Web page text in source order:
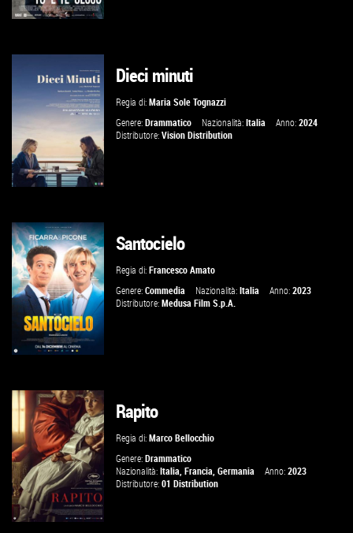
GUARDA IL TRAILER
VAI ALLA SCHEDA
GUARDA IL TRAILER
VAI ALLA SCHEDA
Dieci minuti
Regia di:Maria Sole Tognazzi
Genere:Drammatico Nazionalità:Italia Anno:2024
Distributore:Vision Distribution
GUARDA IL TRAILER
VAI ALLA SCHEDA
Santocielo
Regia di:Francesco Amato
Genere:Commedia Nazionalità:Italia Anno:2023
Distributore:Medusa Film S.p.A.
Rapito
Regia di:Marco Bellocchio
Genere:Drammatico
Nazionalità:Italia ,Francia ,Germania Anno:2023
Distributore:01 Distribution